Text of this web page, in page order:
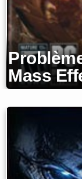
Mass